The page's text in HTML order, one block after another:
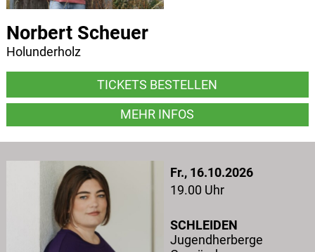
Norbert Scheuer
Holunderholz
TICKETS BESTELLEN
MEHR INFOS
Fr., 16.10.2026
19.00 Uhr
SCHLEIDEN
Jugendherberge